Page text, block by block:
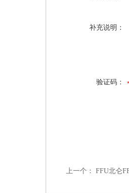
补充说明：
验证码：
上一个： FFU北仑